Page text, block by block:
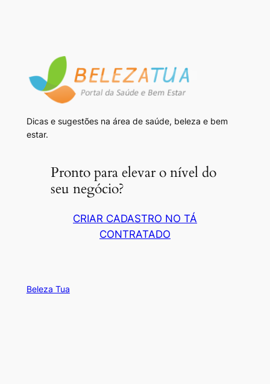
Dicas e sugestões na área de saúde, beleza e bem
estar.
Pronto para elevar o nível do
seu negócio?
CRIAR CADASTRO NO TÁ
CONTRATADO
Beleza Tua